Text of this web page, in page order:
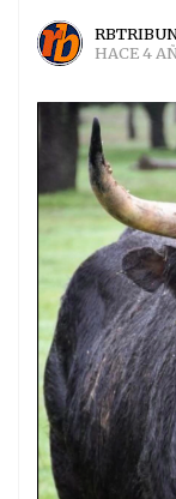
HACE 4